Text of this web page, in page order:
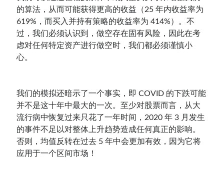
的算法，从而可能获得更高的收益（25 年内收益率为
619%，而买入并持有策略的收益率为 414%）。不
过，我们必须认识到，做空存在固有风险，因此在考
虑对任何特定资产进行做空时，我们都必须谨慎小
心。
我们的模拟还暗示了一个事实，即 COVID 的下跌可能
并不是这十年中最大的一次。至少对股票而言，从大
流行病中恢复过来只花了一年时间，2020 年 3 月发生
的事件不足以对整体上升趋势造成任何真正的影响。
否则，均值反转在过去 5 年中会更加有效，因为它将
应用于一个区间市场！